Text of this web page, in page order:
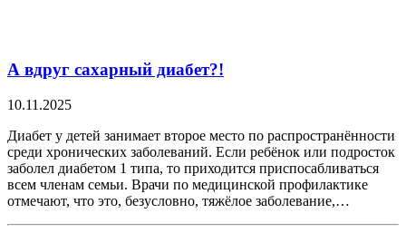
А вдруг сахарный диабет?!
10.11.2025
Диабет у детей занимает второе место по распространённости
среди хронических заболеваний. Если ребёнок или подросток
заболел диабетом 1 типа, то приходится приспосабливаться
всем членам семьи. Врачи по медицинской профилактике
отмечают, что это, безусловно, тяжёлое заболевание,…